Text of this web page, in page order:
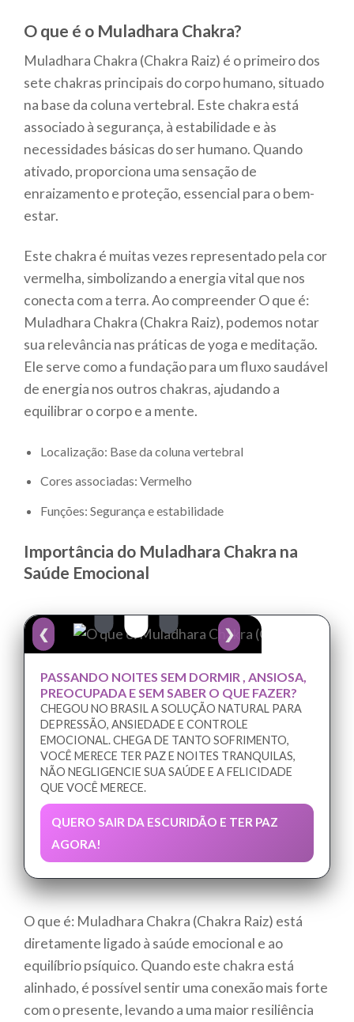
O que é o Muladhara Chakra?
Muladhara Chakra (Chakra Raiz) é o primeiro dos
sete chakras principais do corpo humano, situado
na base da coluna vertebral. Este chakra está
associado à segurança, à estabilidade e às
necessidades básicas do ser humano. Quando
ativado, proporciona uma sensação de
enraizamento e proteção, essencial para o bem-
estar.
Este chakra é muitas vezes representado pela cor
vermelha, simbolizando a energia vital que nos
conecta com a terra. Ao compreender O que é:
Muladhara Chakra (Chakra Raiz), podemos notar
sua relevância nas práticas de yoga e meditação.
Ele serve como a fundação para um fluxo saudável
de energia nos outros chakras, ajudando a
equilibrar o corpo e a mente.
Localização: Base da coluna vertebral
Cores associadas: Vermelho
Funções: Segurança e estabilidade
Importância do Muladhara Chakra na
Saúde Emocional
❮ ❯
PASSANDO NOITES SEM DORMIR , ANSIOSA,
PREOCUPADA E SEM SABER O QUE FAZER?
CHEGOU NO BRASIL A SOLUÇÃO NATURAL PARA
DEPRESSÃO, ANSIEDADE E CONTROLE
EMOCIONAL. CHEGA DE TANTO SOFRIMENTO,
VOCÊ MERECE TER PAZ E NOITES TRANQUILAS,
NÃO NEGLIGENCIE SUA SAÚDE E A FELICIDADE
QUE VOCÊ MERECE.
QUERO SAIR DA ESCURIDÃO E TER PAZ
AGORA!
O que é: Muladhara Chakra (Chakra Raiz) está
diretamente ligado à saúde emocional e ao
equilíbrio psíquico. Quando este chakra está
alinhado, é possível sentir uma conexão mais forte
com o presente, levando a uma maior resiliência